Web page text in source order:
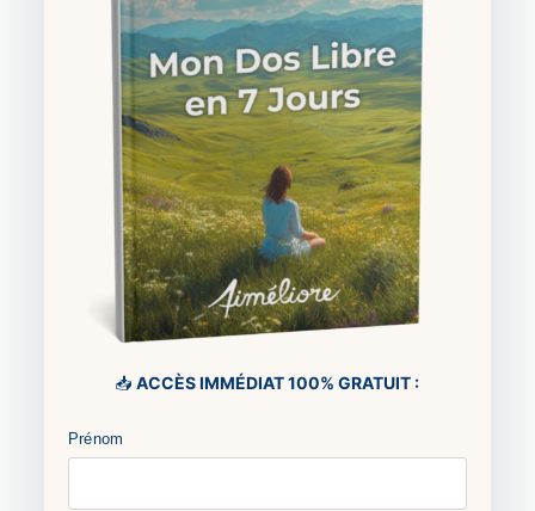
📥ACCÈS IMMÉDIAT 100% GRATUIT :
Prénom